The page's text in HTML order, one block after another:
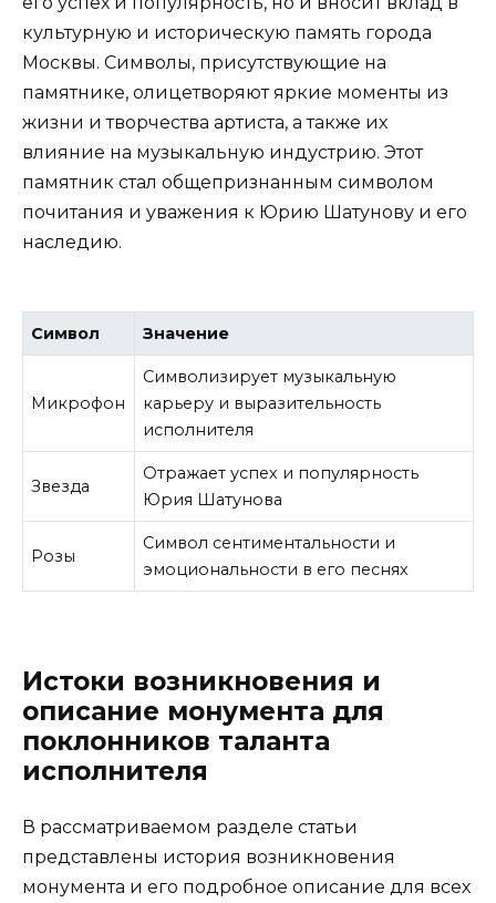
культурную и историческую память города
Москвы. Символы, присутствующие на
памятнике, олицетворяют яркие моменты из
жизни и творчества артиста, а также их
влияние на музыкальную индустрию. Этот
памятник стал общепризнанным символом
почитания и уважения к Юрию Шатунову и его
наследию.
Символ Значение
Микрофон
Символизирует музыкальную
карьеру и выразительность
исполнителя
Звезда
Отражает успех и популярность
Юрия Шатунова
Розы
Символ сентиментальности и
эмоциональности в его песнях
Истоки возникновения и
описание монумента для
поклонников таланта
исполнителя
В рассматриваемом разделе статьи
представлены история возникновения
монумента и его подробное описание для всех